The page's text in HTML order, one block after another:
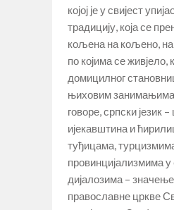
којој је у свијест
традицију, која се
кољена на кољено,
по којима се живјело,
домицилног
њиховим занимањима,
говоре, српски језик
ијекавштина и
туђицама,
провинцијализмима
дијалозима –
православне цркве